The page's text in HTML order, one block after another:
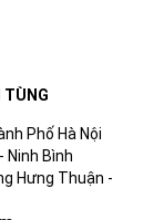
TÙNG
Phố Hà Nội
Ninh Bình
Hưng Thuận -